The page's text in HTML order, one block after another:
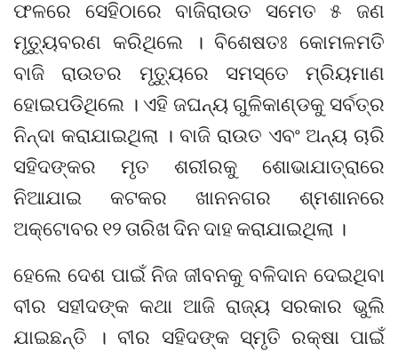
ଫଳରେ ସେହିଠାରେ ବାଜିରାଉତ ସମେତ ୫ ଜଣ
ମୃତ୍ୟୁବରଣ କରିଥିଲେ । ବିଶେଷତଃ କୋମଳମତି
ବାଜି ରାଉତର ମୃତ୍ୟୁରେ ସମସ୍ତେ ମ୍ରିୟମାଣ
ହୋଇପଡିଥିଲେ । ଏହି ଜଘନ୍ୟ ଗୁଳିକାଣ୍ଡକୁ ସର୍ବତ୍ର
ନିନ୍ଦା କରାଯାଇଥିଲା । ବାଜି ରାଉତ ଏବଂ ଅନ୍ୟ ଚାରି
ସହିଦଙ୍କର ମୃତ ଶରୀରକୁ ଶୋଭାଯାତ୍ରାରେ
ନିଆଯାଇ କଟକର ଖାନନଗର ଶ୍ମଶାନରେ
ଅକ୍ଟୋବର ୧୨ ତାରିଖ ଦିନ ଦାହ କରାଯାଇଥିଲା ।
ହେଲେ ଦେଶ ପାଇଁ ନିଜ ଜୀବନକୁ ବଳିଦାନ ଦେଇଥିବା
ବୀର ସହୀଦଙ୍କ କଥା ଆଜି ରାଜ୍ୟ ସରକାର ଭୁଲି
ଯାଇଛନ୍ତି । ବୀର ସହିଦଙ୍କ ସ୍ମୃତି ରକ୍ଷା ପାଇଁ